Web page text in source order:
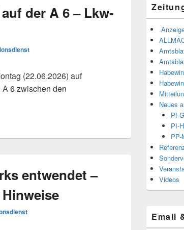
der A 6 – Lkw-
(22.06.2026) auf
6 zwischen den
verstorben
entwendet –
Neues
PI-
PI-
PP-
Videos
Email